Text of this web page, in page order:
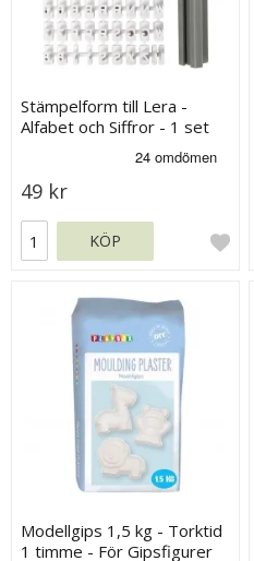
Stämpelform till Lera -
Alfabet och Siffror - 1 set
49 kr
KÖP
Modellgips 1,5 kg - Torktid
1 timme - För Gipsfigurer